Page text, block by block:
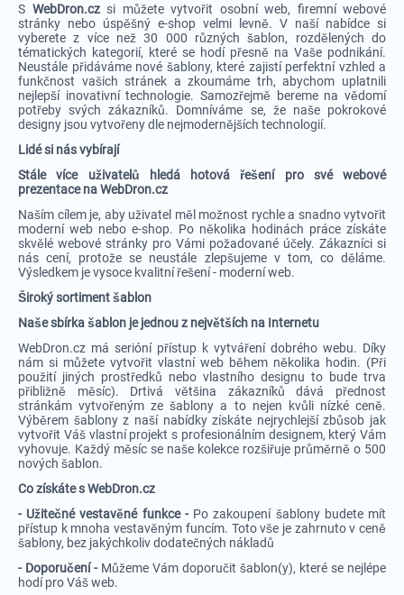
S WebDron.czsi můžete vytvořit osobní web, firemní webové
stránky nebo úspěšný e-shop velmi levně. V naší nabídce si
vyberete z více než 30 000 různých šablon, rozdělených do
tématických kategorií, které se hodí přesně na Vaše podnikání.
Neustále přidáváme nové šablony, které zajistí perfektní vzhled a
funkčnost vašich stránek a zkoumáme trh, abychom uplatnili
nejlepší inovativní technologie. Samozřejmě bereme na vědomí
potřeby svých zákazníků. Domníváme se, že naše pokrokové
designy jsou vytvořeny dle nejmodernějších technologií.
Lidé si nás vybírají
Stále více uživatelů hledá hotová řešení pro své webové
prezentace na WebDron.cz
Naším cílem je, aby uživatel měl možnost rychle a snadno vytvořit
moderní web nebo e-shop. Po několika hodinách práce získáte
skvělé webové stránky pro Vámi požadované účely. Zákazníci si
nás cení, protože se neustále zlepšujeme v tom, co děláme.
Výsledkem je vysoce kvalitní řešení - moderní web.
Široký sortiment šablon
Naše sbírka šablon je jednou z největších na Internetu
WebDron.cz má serióní přístup k vytváření dobrého webu. Díky
nám si můžete vytvořit vlastní web během několika hodin. (Při
použití jiných prostředků nebo vlastního designu to bude trva
přibližně měsíc). Drtivá většina zákazníků dává přednost
stránkám vytvořeným ze šablony a to nejen kvůli nízké ceně.
Výběrem šablony z naší nabídky získáte nejrychlejší zbůsob jak
vytvořit Váš vlastní projekt s profesionálním designem, který Vám
vyhovuje. Každý měsíc se naše kolekce rozšiřuje průměrně o 500
nových šablon.
Co získáte s WebDron.cz
- Užitečné vestavěné funkce - Po zakoupení šablony budete mít
přístup k mnoha vestavěným funcím. Toto vše je zahrnuto v ceně
šablony, bez jakýchkoliv dodatečných nákladů
- Doporučení - Můžeme Vám doporučit šablon(y), které se nejlépe
hodí pro Váš web.